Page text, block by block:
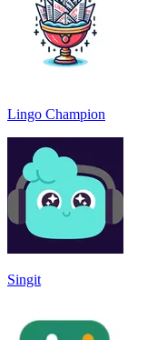
Lingo Champion
Singit